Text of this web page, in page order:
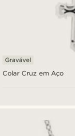
Colar Cruz em Aço
Gravável